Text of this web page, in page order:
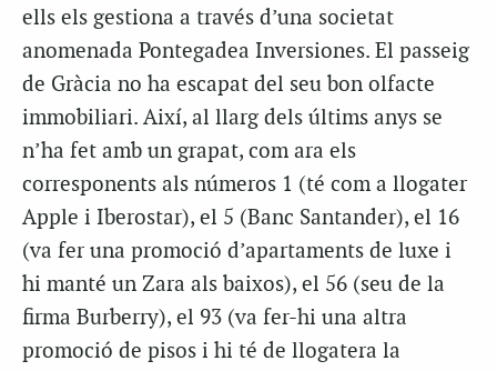
ells els gestiona a través d’una societat
anomenada Pontegadea Inversiones. El passeig
de Gràcia no ha escapat del seu bon olfacte
immobiliari. Així, al llarg dels últims anys se
n’ha fet amb un grapat, com ara els
corresponents als números 1 (té com a llogater
Apple i Iberostar), el 5 (Banc Santander), el 16
(va fer una promoció d’apartaments de luxe i
hi manté un Zara als baixos), el 56 (seu de la
firma Burberry), el 93 (va fer-hi una altra
promoció de pisos i hi té de llogatera la